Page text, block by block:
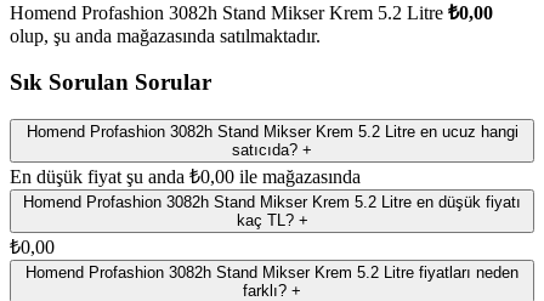
Homend Profashion 3082h Stand Mikser Krem 5.2 Litre ₺0,00
olup, şu anda mağazasında satılmaktadır.
Sık Sorulan Sorular
Homend Profashion 3082h Stand Mikser Krem 5.2 Litre en ucuz hangi
satıcıda? +
En düşük fiyat şu anda ₺0,00 ile mağazasında
Homend Profashion 3082h Stand Mikser Krem 5.2 Litre en düşük fiyatı
kaç TL? +
₺0,00
Homend Profashion 3082h Stand Mikser Krem 5.2 Litre fiyatları neden
farklı? +